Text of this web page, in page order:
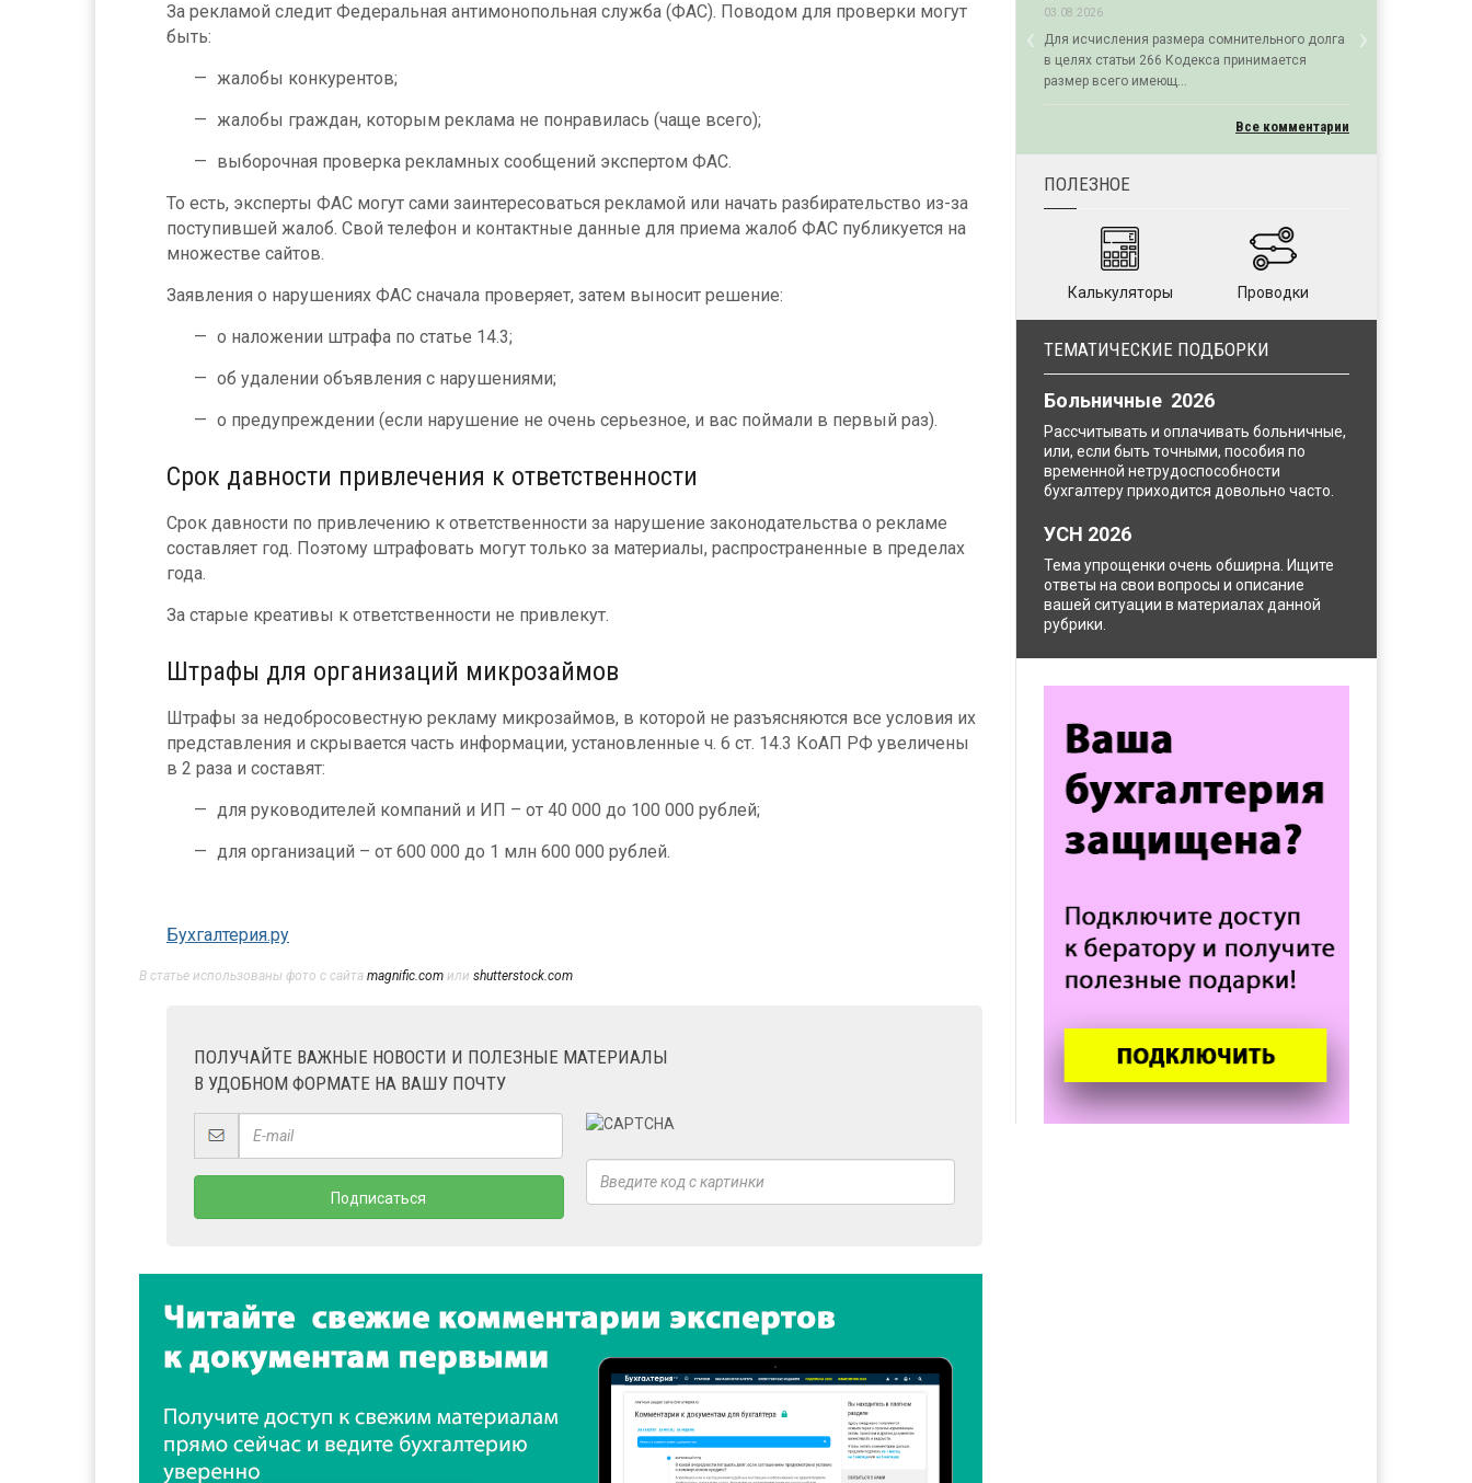
За рекламой следит Федеральная антимонопольная служба (ФАС). Поводом для проверки могут
быть:
жалобы конкурентов;
жалобы граждан, которым реклама не понравилась (чаще всего);
выборочная проверка рекламных сообщений экспертом ФАС.
То есть, эксперты ФАС могут сами заинтересоваться рекламой или начать разбирательство из-за
поступившей жалоб. Свой телефон и контактные данные для приема жалоб ФАС публикуется на
множестве сайтов.
Заявления о нарушениях ФАС сначала проверяет, затем выносит решение:
о наложении штрафа по статье 14.3;
об удалении объявления с нарушениями;
о предупреждении (если нарушение не очень серьезное, и вас поймали в первый раз).
Срок давности привлечения к ответственности
Срок давности по привлечению к ответственности за нарушение законодательства о рекламе
составляет год. Поэтому штрафовать могут только за материалы, распространенные в пределах
года.
За старые креативы к ответственности не привлекут.
Штрафы для организаций микрозаймов
Штрафы за недобросовестную рекламу микрозаймов, в которой не разъясняются все условия их
представления и скрывается часть информации, установленные ч. 6 ст. 14.3 КоАП РФ увеличены
в 2 раза и составят:
для руководителей компаний и ИП – от 40 000 до 100 000 рублей;
для организаций – от 600 000 до 1 млн 600 000 рублей.
Бухгалтерия.ру
В статье использованы фото с сайта magnific.com или shutterstock.com
ПОЛУЧАЙТЕ ВАЖНЫЕ НОВОСТИ И ПОЛЕЗНЫЕ МАТЕРИАЛЫ
В УДОБНОМ ФОРМАТЕ НА ВАШУ ПОЧТУ
03.08.2026
Для исчисления размера сомнительного долга
в целях статьи 266 Кодекса принимается
размер всего имеющ...
‹Previous ›Next
Все комментарии
ПОЛЕЗНОЕ
Калькуляторы Проводки
ТЕМАТИЧЕСКИЕ ПОДБОРКИ
Больничные 2026
Рассчитывать и оплачивать больничные,
или, если быть точными, пособия по
временной нетрудоспособности
бухгалтеру приходится довольно часто.
УСН 2026
Тема упрощенки очень обширна. Ищите
ответы на свои вопросы и описание
вашей ситуации в материалах данной
рубрики.